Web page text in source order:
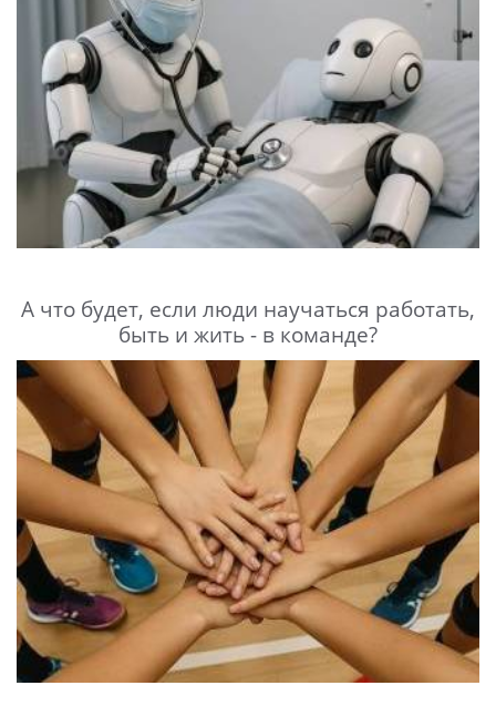
А что будет, если люди научаться работать,
быть и жить - в команде?